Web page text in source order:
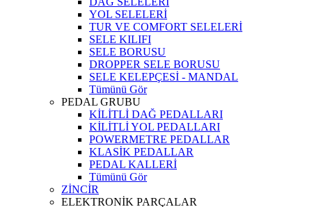
YOL SELELERİ
TUR VE COMFORT SELELERİ
SELE KILIFI
SELE BORUSU
DROPPER SELE BORUSU
SELE KELEPÇESİ - MANDAL
Tümünü Gör
PEDAL GRUBU
KİLİTLİ DAĞ PEDALLARI
KİLİTLİ YOL PEDALLARI
POWERMETRE PEDALLAR
KLASİK PEDALLAR
PEDAL KALLERİ
Tümünü Gör
ZİNCİR
ELEKTRONİK PARÇALAR